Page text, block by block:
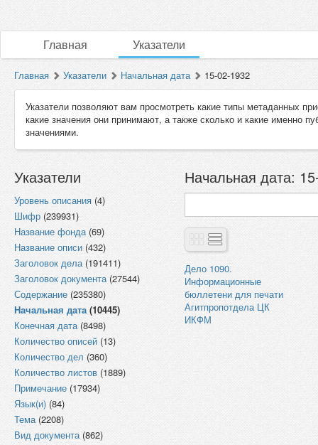
Главная Указатели
Главная Указатели Начальная дата 15-02-1932
Указатели позволяют вам просмотреть какие типы метаданных
какие значения они принимают, а также сколько и какие именно
значениями.
Указатели
Уровень описания (4)
Шифр (239931)
Название фонда(69)
Название описи (432)
Заголовок дела(191411)
Заголовок документа(27544)
Содержание (235380)
Начальная дата(10445)
Конечная дата(8498)
Количество описей (13)
Количество дел (360)
Количество листов (1889)
Примечание (17934)
Язык(и) (84)
Тема(2208)
Вид документа(862)
Начальная дата:
Дело 1090.
Информационные
бюллетени для печати
Агитпропотдела ЦК
ИКФМ